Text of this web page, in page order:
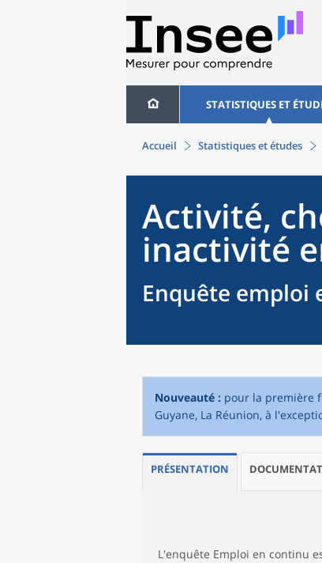
STATISTIQUES ET
Accueil Statistiques et études
Activité,
inactivité
Enquête emploi
Nouveauté : pour la première
Guyane, La Réunion, à
PRÉSENTATION
L'enquête Emploi en continu